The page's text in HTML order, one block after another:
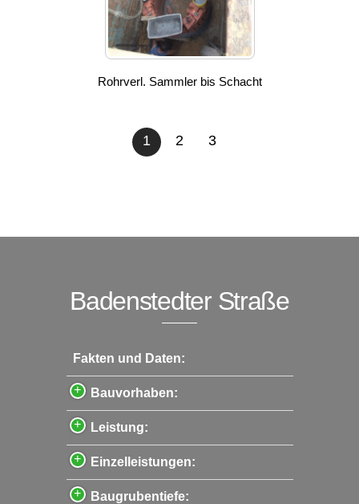
Rohrverl. Sammler bis Schacht
1 2 3
Badenstedter Straße
Fakten und Daten:
Bauvorhaben:
Leistung:
Einzelleistungen:
Baugrubentiefe: